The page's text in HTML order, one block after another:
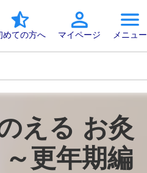
めての方へ マイページ メニュー
える お灸
更年期編